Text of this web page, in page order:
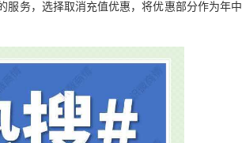
服务，选择取消充值优惠，将优惠部分作为年中